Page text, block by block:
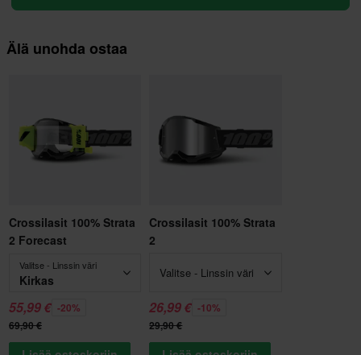
Älä unohda ostaa
Crossilasit 100% Strata
2 Forecast
Valitse - Linssin väri
Kirkas
55,99 € -20%
69,90 €
Crossilasit 100% Strata
2
Valitse - Linssin väri
26,99 € -10%
29,90 €